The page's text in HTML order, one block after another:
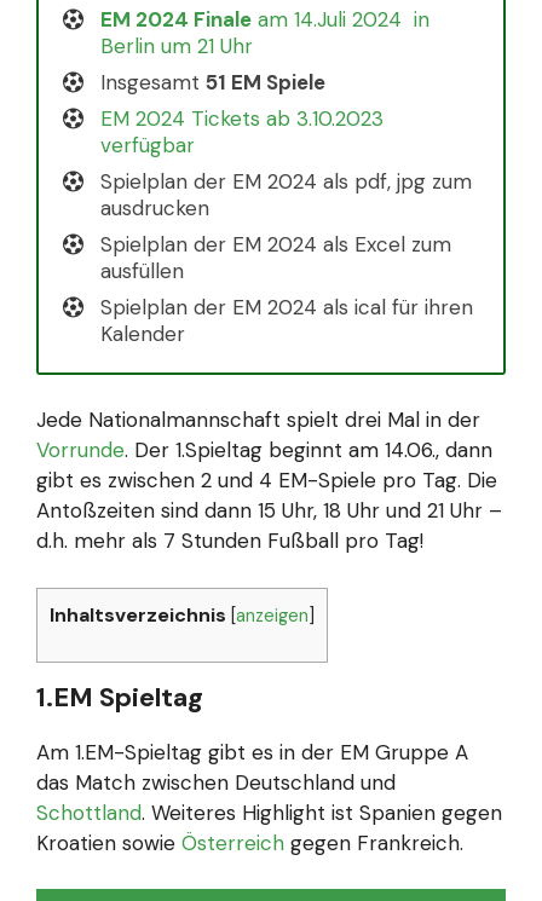
EM 2024 Finale am 14.Juli 2024 in
Berlin um 21 Uhr
Insgesamt 51 EM Spiele
EM 2024 Tickets ab 3.10.2023
verfügbar
Spielplan der EM 2024 als pdf, jpg zum
ausdrucken
Spielplan der EM 2024 als Excel zum
ausfüllen
Spielplan der EM 2024 als ical für ihren
Kalender
Jede Nationalmannschaft spielt drei Mal in der
Vorrunde. Der 1.Spieltag beginnt am 14.06., dann
gibt es zwischen 2 und 4 EM-Spiele pro Tag. Die
Antoßzeiten sind dann 15 Uhr, 18 Uhr und 21 Uhr –
d.h. mehr als 7 Stunden Fußball pro Tag!
Inhaltsverzeichnis [anzeigen
1.EM Spieltag
Am 1.EM-Spieltag gibt es in der EM Gruppe A
das Match zwischen Deutschland und
Schottland. Weiteres Highlight ist Spanien gegen
Kroatien sowie Österreich gegen Frankreich.